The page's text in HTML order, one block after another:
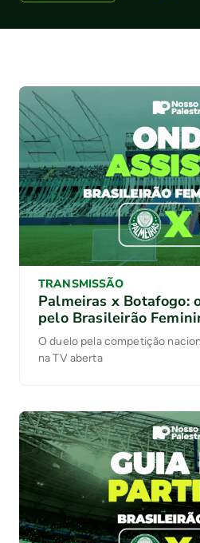
TRANSMISSÃO
Palmeiras x Botafogo:
pelo Brasileirão
O duelo pela competição
na TV aberta